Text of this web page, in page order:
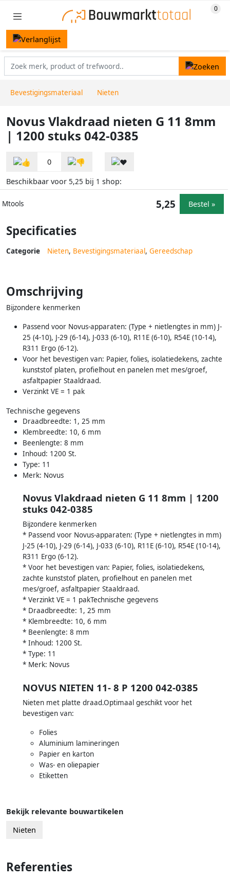
Bevestigingsmateriaal Nieten
Novus Vlakdraad nieten G 11 8mm
| 1200 stuks 042-0385
0
Beschikbaar voor 5,25 bij 1 shop:
Mtools 5,25 Bestel »
Specificaties
Categorie Nieten, Bevestigingsmateriaal, Gereedschap
Omschrijving
Bijzondere kenmerken
Passend voor Novus-apparaten: (Type + nietlengtes in mm) J-
25 (4-10), J-29 (6-14), J-033 (6-10), R11E (6-10), R54E (10-14),
R311 Ergo (6-12).
Voor het bevestigen van: Papier, folies, isolatiedekens, zachte
kunststof platen, profielhout en panelen met mes/groef,
asfaltpapier Staaldraad.
Verzinkt VE = 1 pak
Technische gegevens
Draadbreedte: 1, 25 mm
Klembreedte: 10, 6 mm
Beenlengte: 8 mm
Inhoud: 1200 St.
Type: 11
Merk: Novus
Novus Vlakdraad nieten G 11 8mm | 1200
stuks 042-0385
Bijzondere kenmerken
* Passend voor Novus-apparaten: (Type + nietlengtes in mm)
J-25 (4-10), J-29 (6-14), J-033 (6-10), R11E (6-10), R54E (10-14),
R311 Ergo (6-12).
* Voor het bevestigen van: Papier, folies, isolatiedekens,
zachte kunststof platen, profielhout en panelen met
mes/groef, asfaltpapier Staaldraad.
* Verzinkt VE = 1 pakTechnische gegevens
* Draadbreedte: 1, 25 mm
* Klembreedte: 10, 6 mm
* Beenlengte: 8 mm
* Inhoud: 1200 St.
* Type: 11
* Merk: Novus
NOVUS NIETEN 11- 8 P 1200 042-0385
Nieten met platte draad.Optimaal geschikt voor het
bevestigen van:
Folies
Aluminium lamineringen
Papier en karton
Was- en oliepapier
Etiketten
Bekijk relevante bouwartikelen
Nieten
Referenties